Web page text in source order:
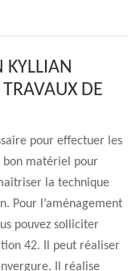
KYLLIAN
DE
pour effectuer les
matériel pour
la technique
Pour l’aménagement
pouvez solliciter
42. Il peut réaliser
Il réalise